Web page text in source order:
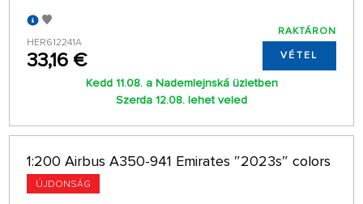
HER612241A
33,16 €
RAKTÁRON
VÉTEL
Kedd 11.08. a Nademlejnská üzletben
Szerda 12.08. lehet veled
1:200 Airbus A350-941 Emirates ″2023s″ colors
ÚJDONSÁG